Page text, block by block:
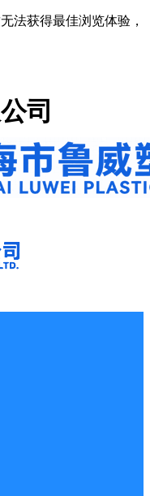
法获得最佳浏览体验，
司